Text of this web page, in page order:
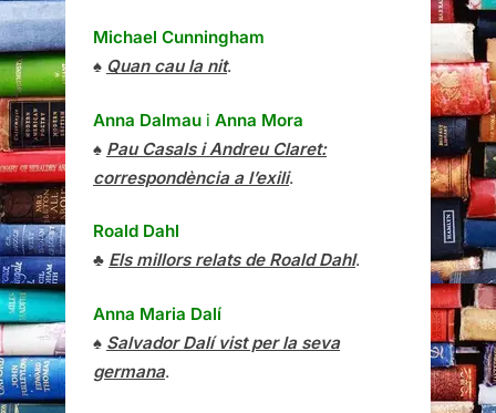
Michael Cunningham
♠ Quan cau la nit.
Anna Dalmau i Anna Mora
♠ Pau Casals i Andreu Claret:
correspondència a l’exili.
Roald Dahl
♣ Els millors relats de Roald Dahl.
Anna Maria Dalí
♠ Salvador Dalí vist per la seva
germana.